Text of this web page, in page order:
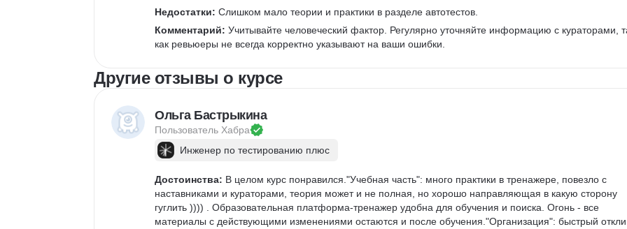
Недостатки: Слишком мало теории и практики в разделе автотестов.
Комментарий: Учитывайте человеческий фактор. Регулярно уточняйте информацию с кураторами,
как ревьюеры не всегда корректно указывают на ваши ошибки.
Другие отзывы о курсе
Ольга Бастрыкина
Пользователь Хабра
Инженер по тестированию плюс
Достоинства: В целом курс понравился."Учебная часть": много практики в тренажере, повезло с
наставниками и кураторами, теория может и не полная, но хорошо направляющая в какую сторону
гуглить )))) . Образовательная платформа-тренажер удобна для обучения и поиска. Огонь - все
материалы с действующими изменениями остаются и после обучения."Организация": быстрый